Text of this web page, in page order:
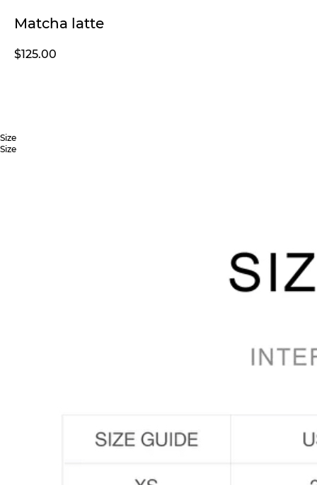
Matcha latte
$125.00
Size
Size